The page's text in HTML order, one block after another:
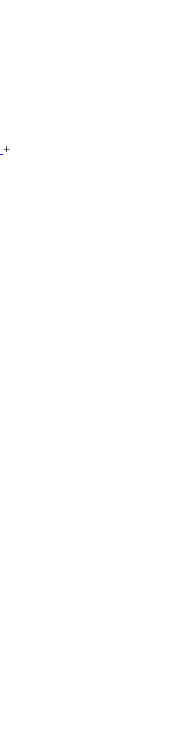
+